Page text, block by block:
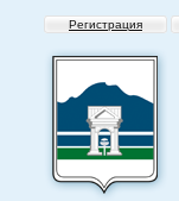
Регистрация